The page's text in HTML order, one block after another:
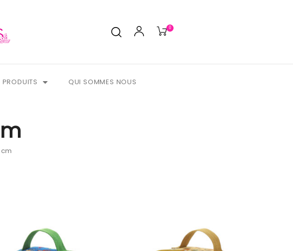
0
PRODUITS QUI SOMMES NOUS
cm